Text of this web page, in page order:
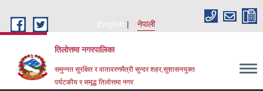
English
नेपाली
तिलोत्तमा नगरपालिका
समुन्नत सुरक्षित र वातावरणमैत्री सुन्दर शहर,सुशासनयुक्त
पर्यटकीय र समृद्ध तिलाेत्तमा नगर